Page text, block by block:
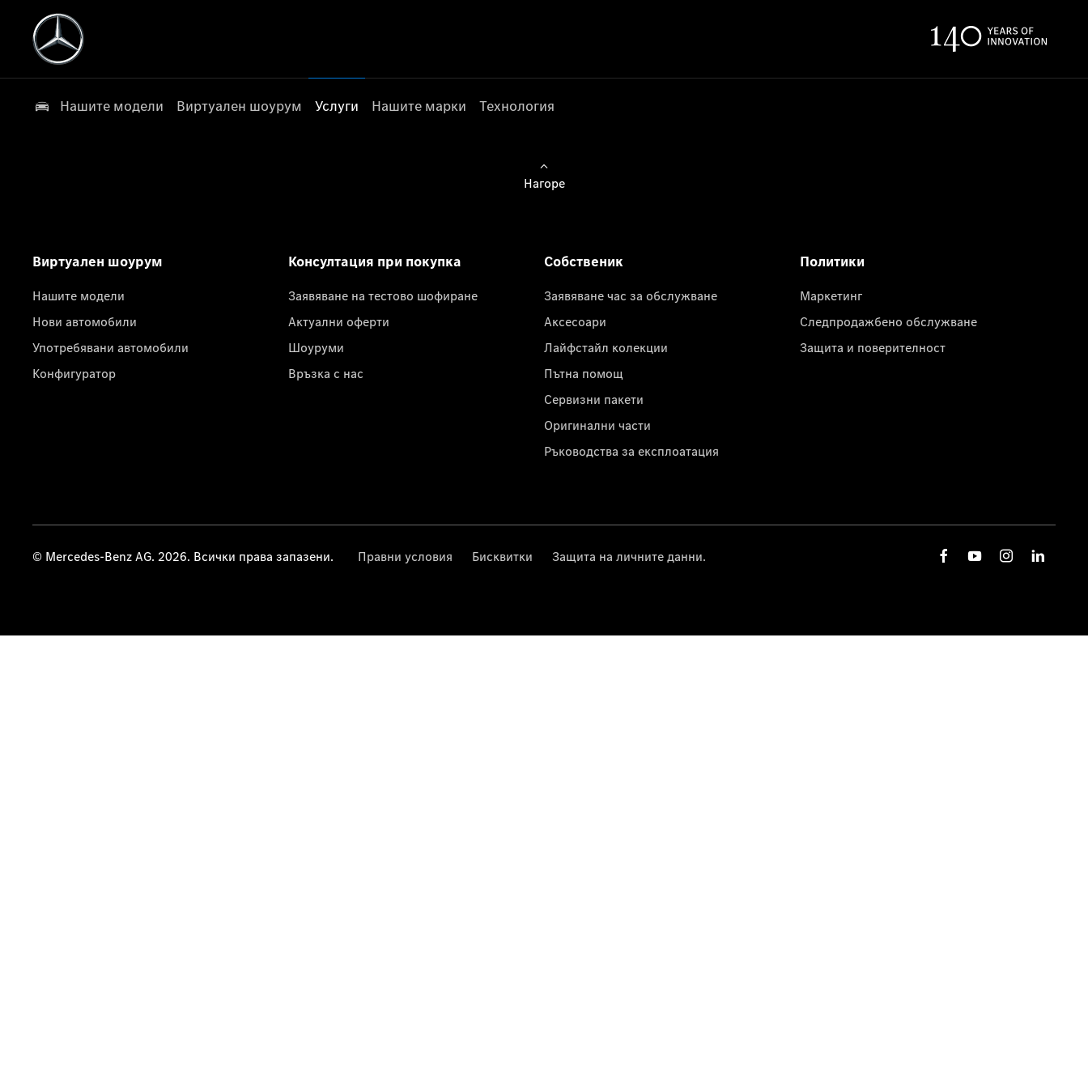
Нашите модели Виртуален шоурум Услуги Нашите марки Технология
Нагоре
Виртуален шоурум
Нашите модели
Нови автомобили
Употребявани автомобили
Конфигуратор
Консултация при покупка
Заявяване на тестово шофиране
Актуални оферти
Шоуруми
Връзка с нас
Собственик
Заявяване час за обслужване
Аксесоари
Лайфстайл колекции
Пътна помощ
Сервизни пакети
Оригинални части
Ръководства за експлоатация
Политики
Маркетинг
Следпродажбено обслужване
Защита и поверителност
© Mercedes-Benz AG. 2026. Всички права запазени. Правни условия Бисквитки Защита на личните данни.